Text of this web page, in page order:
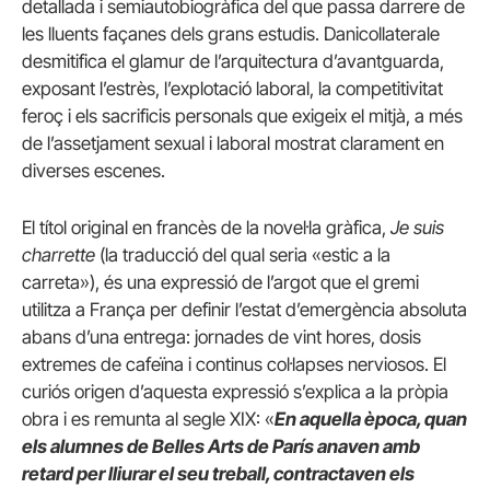
detallada i semiautobiogràfica del que passa darrere de
les lluents façanes dels grans estudis. Danicollaterale
desmitifica el glamur de l’arquitectura d’avantguarda,
exposant l’estrès, l’explotació laboral, la competitivitat
feroç i els sacrificis personals que exigeix el mitjà, a més
de l’assetjament sexual i laboral mostrat clarament en
diverses escenes.
El títol original en francès de la novel·la gràfica, Je suis
charrette (la traducció del qual seria «estic a la
carreta»), és una expressió de l’argot que el gremi
utilitza a França per definir l’estat d’emergència absoluta
abans d’una entrega: jornades de vint hores, dosis
extremes de cafeïna i continus col·lapses nerviosos. El
curiós origen d’aquesta expressió s’explica a la pròpia
obra i es remunta al segle XIX: «En aquella època, quan
els alumnes de Belles Arts de París anaven amb
retard per lliurar el seu treball, contractaven els